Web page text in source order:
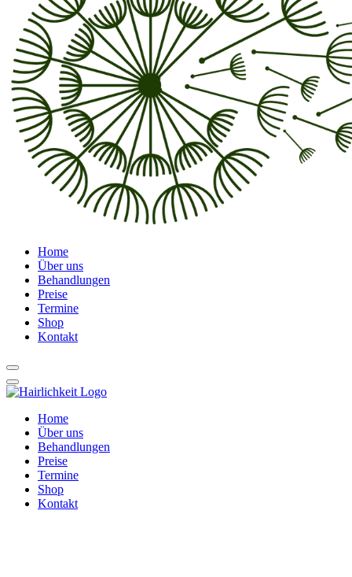
Home
Über uns
Behandlungen
Preise
Termine
Shop
Kontakt
Home
Über uns
Behandlungen
Preise
Termine
Shop
Kontakt